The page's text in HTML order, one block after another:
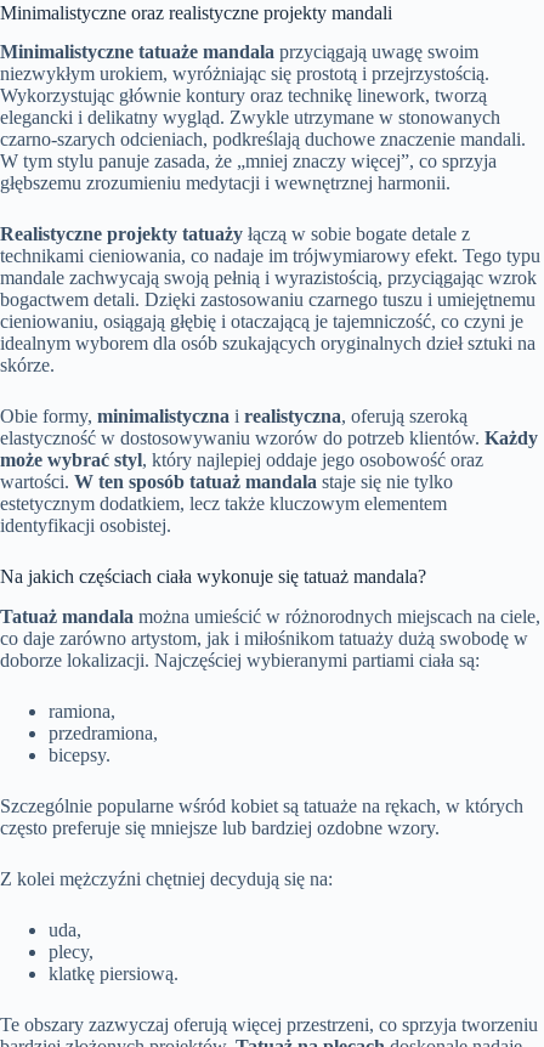
Minimalistyczne oraz realistyczne projekty mandali
Minimalistyczne tatuaże mandala przyciągają uwagę swoim
niezwykłym urokiem, wyróżniając się prostotą i przejrzystością.
Wykorzystując głównie kontury oraz technikę linework, tworzą
elegancki i delikatny wygląd. Zwykle utrzymane w stonowanych
czarno-szarych odcieniach, podkreślają duchowe znaczenie mandali.
W tym stylu panuje zasada, że „mniej znaczy więcej”, co sprzyja
głębszemu zrozumieniu medytacji i wewnętrznej harmonii.
Realistyczne projekty tatuaży łączą w sobie bogate detale z
technikami cieniowania, co nadaje im trójwymiarowy efekt. Tego typu
mandale zachwycają swoją pełnią i wyrazistością, przyciągając wzrok
bogactwem detali. Dzięki zastosowaniu czarnego tuszu i umiejętnemu
cieniowaniu, osiągają głębię i otaczającą je tajemniczość, co czyni je
idealnym wyborem dla osób szukających oryginalnych dzieł sztuki na
skórze.
Obie formy, minimalistyczna i realistyczna, oferują szeroką
elastyczność w dostosowywaniu wzorów do potrzeb klientów. Każdy
może wybrać styl, który najlepiej oddaje jego osobowość oraz
wartości. W ten sposób tatuaż mandala staje się nie tylko
estetycznym dodatkiem, lecz także kluczowym elementem
identyfikacji osobistej.
Na jakich częściach ciała wykonuje się tatuaż mandala?
Tatuaż mandala można umieścić w różnorodnych miejscach na ciele,
co daje zarówno artystom, jak i miłośnikom tatuaży dużą swobodę w
doborze lokalizacji. Najczęściej wybieranymi partiami ciała są:
ramiona,
przedramiona,
bicepsy.
Szczególnie popularne wśród kobiet są tatuaże na rękach, w których
często preferuje się mniejsze lub bardziej ozdobne wzory.
Z kolei mężczyźni chętniej decydują się na:
uda,
plecy,
klatkę piersiową.
Te obszary zazwyczaj oferują więcej przestrzeni, co sprzyja tworzeniu